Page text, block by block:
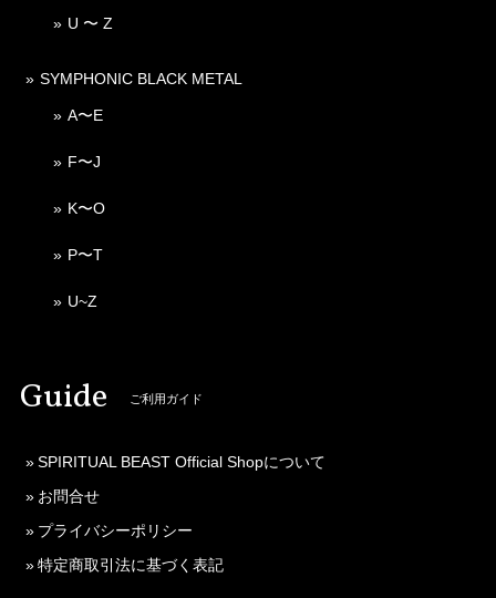
U 〜 Z
SYMPHONIC BLACK METAL
A〜E
F〜J
K〜O
P〜T
U~Z
Guide ご利用ガイド
SPIRITUAL BEAST Official Shopについて
お問合せ
プライバシーポリシー
特定商取引法に基づく表記